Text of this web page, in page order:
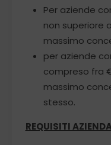
Per aziende
non superiore
massimo
per aziende
compreso fra
massimo
stesso.
REQUISITI